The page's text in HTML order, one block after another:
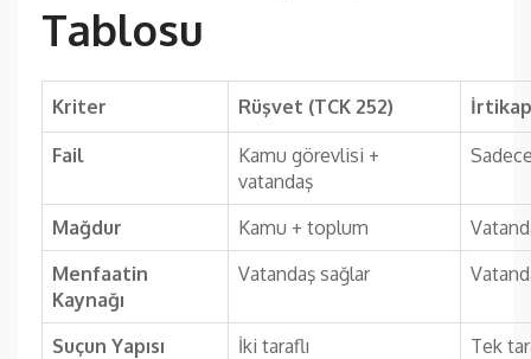
Tablosu
Kriter Rüşvet (TCK 252)
Fail
Kamu görevlisi +
vatandaş
Mağdur Kamu + toplum
Menfaatin
Kaynağı
Vatandaş sağlar
Suçun Yapısı İki taraflı
Tek